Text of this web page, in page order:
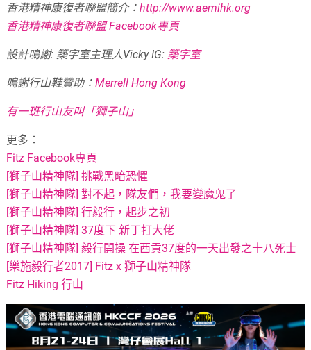
香港精神康復者聯盟簡介：http://www.aemihk.org
香港精神康復者聯盟 Facebook專頁
設計鳴謝: 築字室主理人Vicky IG: 築字室
鳴謝行山鞋贊助：Merrell Hong Kong
有一班行山友叫「獅子山」
更多：
Fitz Facebook專頁
[獅子山精神隊] 挑戰黑暗恐懼
[獅子山精神隊] 對不起，隊友們，我要變魔鬼了
[獅子山精神隊] 行毅行，起步之初
[獅子山精神隊] 37度下 新丁打大佬
[獅子山精神隊] 毅行開操 在西貢37度的一天出發之十八死士
[樂施毅行者2017] Fitz x 獅子山精神隊
Fitz Hiking 行山